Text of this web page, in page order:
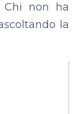
non ha
la